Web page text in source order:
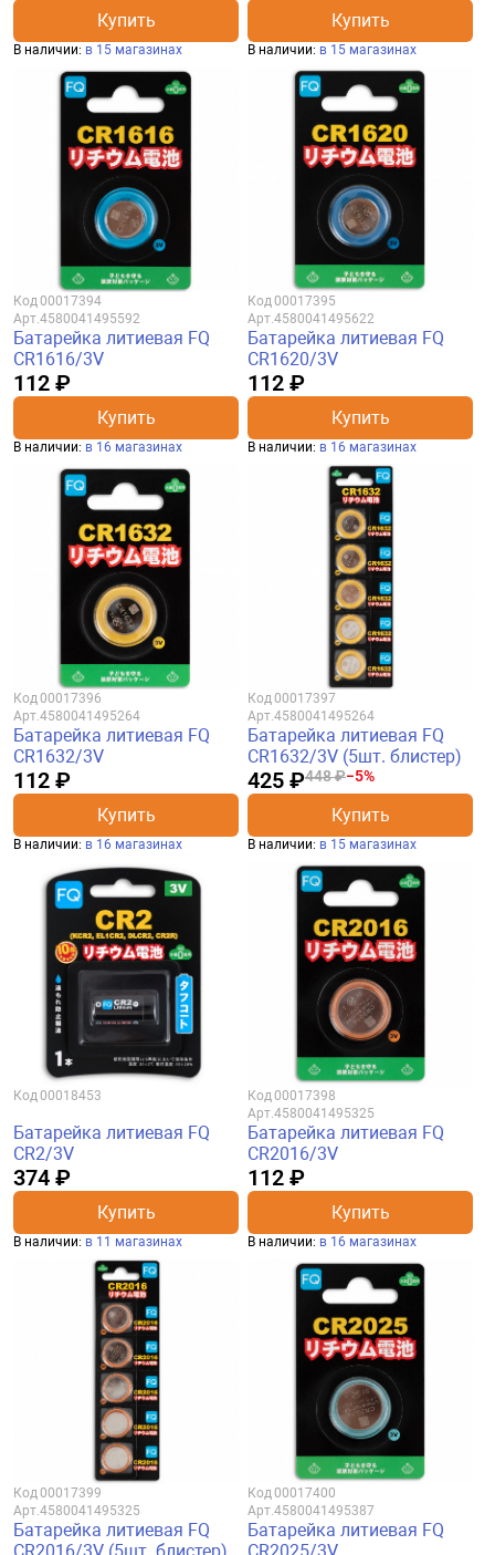
Купить
В наличии: в 15 магазинах
Купить
В наличии: в 15 магазинах
Код00017394
Арт.4580041495592
Батарейка литиевая FQ
CR1616/3V
112 ₽
Купить
В наличии: в 16 магазинах
Код00017395
Арт.4580041495622
Батарейка литиевая FQ
CR1620/3V
112 ₽
Купить
В наличии: в 16 магазинах
Код00017396
Арт.4580041495264
Батарейка литиевая FQ
CR1632/3V
112 ₽
Купить
В наличии: в 16 магазинах
Код00017397
Арт.4580041495264
Батарейка литиевая FQ
CR1632/3V (5шт. блистер)
425 ₽448 ₽−5%
Купить
В наличии: в 15 магазинах
Код00018453
Батарейка литиевая FQ
CR2/3V
374 ₽
Купить
В наличии: в 11 магазинах
Код00017398
Арт.4580041495325
Батарейка литиевая FQ
CR2016/3V
112 ₽
Купить
В наличии: в 16 магазинах
Код00017399
Арт.4580041495325
Батарейка литиевая FQ
Код00017400
Арт.4580041495387
Батарейка литиевая FQ